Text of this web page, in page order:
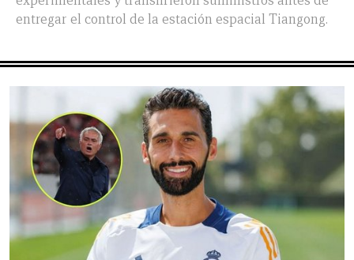
entregar el control de la estación espacial Tiangong.